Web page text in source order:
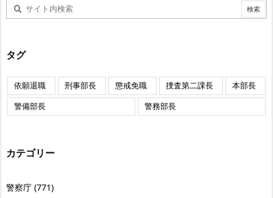
タグ
依願退職 刑事部長 懲戒免職 捜査第二課長
本部長
警備部長
警務部長
カテゴリー
警察庁 (771)